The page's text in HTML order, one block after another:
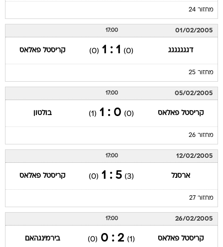
מחזור 24
01/02/2005
17:00
דגגגגגגג (0)
1 : 1
(0) קריסטל פאלאס
מחזור 25
05/02/2005
17:00
קריסטל פאלאס (0)
0 : 1
(1) בולטון
מחזור 26
12/02/2005
17:00
ארסנל (3)
5 : 1
(0) קריסטל פאלאס
מחזור 27
26/02/2005
17:00
קריסטל פאלאס (1)
2 : 0
(0) בירמינגהאם